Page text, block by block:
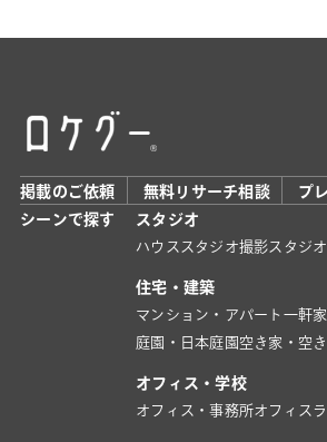
掲載のご依頼 無料リサーチ相談
プ
シーンで探す
スタジオ
ハウススタジオ撮影スタジオ
住宅・建築
マンション・アパート 一軒家
庭園・日本庭園 空き家・空
オフィス・学校
オフィス・事務所オフィス